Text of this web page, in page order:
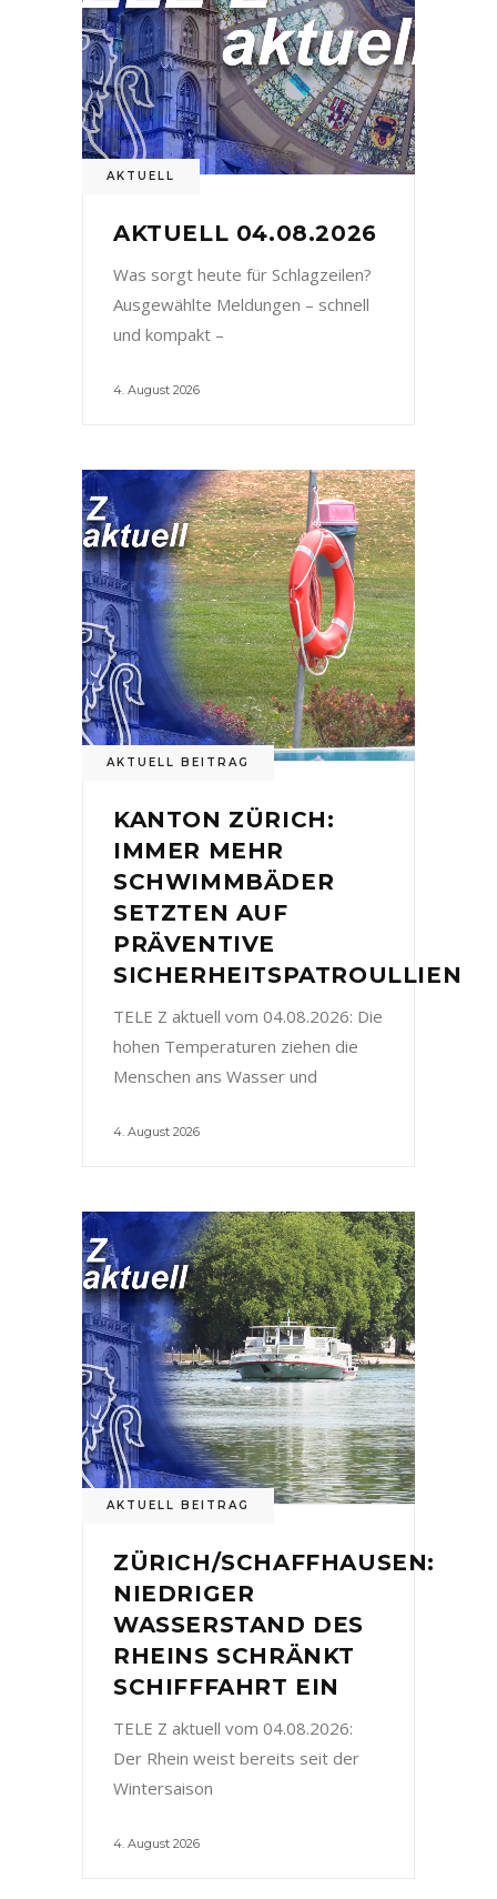
AKTUELL
AKTUELL 04.08.2026
Was sorgt heute für Schlagzeilen?
Ausgewählte Meldungen – schnell
und kompakt –
4. August 2026
AKTUELL BEITRAG
KANTON ZÜRICH:
IMMER MEHR
SCHWIMMBÄDER
SETZTEN AUF
PRÄVENTIVE
SICHERHEITSPATROULLIEN
TELE Z aktuell vom 04.08.2026: Die
hohen Temperaturen ziehen die
Menschen ans Wasser und
4. August 2026
AKTUELL BEITRAG
ZÜRICH/SCHAFFHAUSEN:
NIEDRIGER
WASSERSTAND DES
RHEINS SCHRÄNKT
SCHIFFFAHRT EIN
TELE Z aktuell vom 04.08.2026:
Der Rhein weist bereits seit der
Wintersaison
4. August 2026